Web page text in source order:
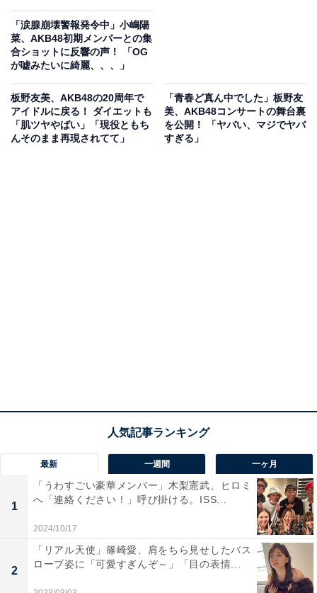
「涙腺崩壊警報発令中」小嶋陽
菜、AKB48初期メンバーとの集
合ショットに反響の声！ 「OG
が嘘みたいに綺麗、、、」
板野友美、AKB48の20周年で
アイドルに戻る！ ダイエットも
「肌ツヤやばい」「現役ともち
んそのまま再現されてて」
「青春ど真ん中でした」板野友
美、AKB48コンサートの舞台裏
を公開！ 「ヤバい、マジでヤバ
すぎる」
最新 一週間 一ヶ月
1
「うわすごい豪華メンバー」木梨憲武、ヒロミ
へ「連絡ください！」呼び掛ける。ISS...
2024/10/17
2
「リアル天使」篠崎愛、肩をちら見せしたバス
ローブ姿に「可愛すぎんぞ～」「目の表情...